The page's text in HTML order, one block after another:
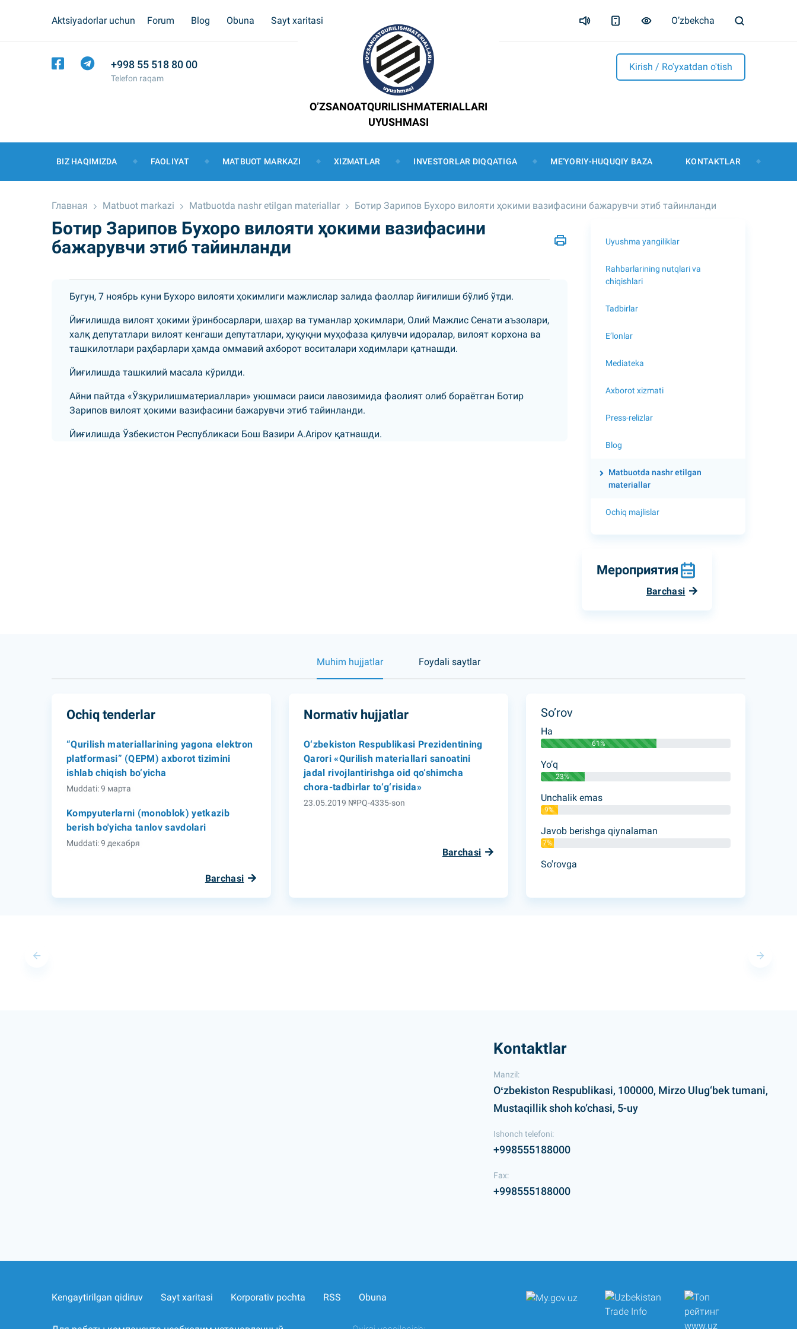
Aktsiyadorlar uchun Forum Blog Obuna Sayt xaritasi O’zbekcha
+998 55 518 80 00
Telefon raqam
Kirish / Ro'yxatdan o'tish
O’ZSANOATQURILISHMATERIALLARI
UYUSHMASI
BIZ HAQIMIZDA FAOLIYAT MATBUOT MARKAZI XIZMATLAR INVESTORLAR DIQQATIGA ME'YORIY-HUQUQIY BAZA KONTAKTLAR
Главная Matbuot markazi Matbuotda nashr etilgan materiallar Ботир Зарипов Бухоро вилояти ҳокими вазифасини бажарувчи этиб тайинланди
Ботир Зарипов Бухоро вилояти ҳокими вазифасини
бажарувчи этиб тайинланди
Бугун, 7 ноябрь куни Бухоро вилояти ҳокимлиги мажлислар залида фаоллар йиғилиши бўлиб ўтди.
Йиғилишда вилоят ҳокими ўринбосарлари, шаҳар ва туманлар ҳокимлари, Олий Мажлис Сенати аъзолари,
халқ депутатлари вилоят кенгаши депутатлари, ҳуқуқни муҳофаза қилувчи идоралар, вилоят корхона ва
ташкилотлари раҳбарлари ҳамда оммавий ахборот воситалари ходимлари қатнашди.
Йиғилишда ташкилий масала кўрилди.
Айни пайтда «Ўзқурилишматериаллари» уюшмаси раиси лавозимида фаолият олиб бораётган Ботир
Зарипов вилоят ҳокими вазифасини бажарувчи этиб тайинланди.
Йиғилишда Ўзбекистон Республикаси Бош Вазири A.Aripov қатнашди.
Uyushma yangiliklar
Rahbarlarining nutqlari va
chiqishlari
Tadbirlar
E’lonlar
Mediateka
Axborot xizmati
Press-relizlar
Blog
Matbuotda nashr etilgan
materiallar
Ochiq majlislar
Мероприятия
Barchasi
Muhim hujjatlar Foydali saytlar
Ochiq tenderlar
“Qurilish materiallarining yagona elektron
platformasi” (QEPM) axborot tizimini
ishlab chiqish bo‘yicha
Muddati: 9 марта
Kompyuterlarni (monoblok) yetkazib
berish bo'yicha tanlov savdolari
Muddati: 9 декабря
Barchasi
Normativ hujjatlar
O‘zbekiston Respublikasi Prezidentining
Qarori «Qurilish materiallari sanoatini
jadal rivojlantirishga oid qo‘shimcha
chora-tadbirlar to‘g‘risida»
23.05.2019 №PQ-4335-son
Barchasi
So’rov
Ha
61%
Yo’q
23%
Unchalik emas
9%
Javob berishga qiynalaman
7%
So'rovga
Kontaktlar
Manzil:
Oʻzbekiston Respublikasi, 100000, Mirzo Ulug‘bek tumani,
Mustaqillik shoh ko‘chasi, 5-uy
Ishonch telefoni:
+998555188000
Fax:
+998555188000
Kengaytirilgan qidiruv Sayt xaritasi Korporativ pochta RSS Obuna